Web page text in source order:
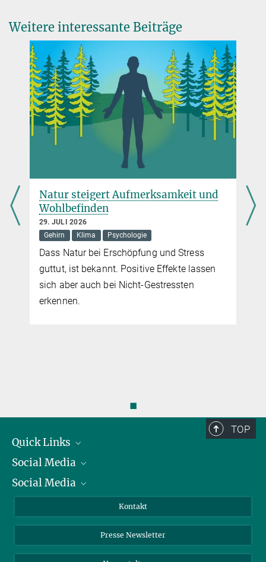
Weitere interessante Beiträge
steigert Aufmerksamkeit und
2026
Klima Psychologie
Natur bei Erschöpfung und Stress
ist bekannt. Positive Effekte lassen
aber auch bei Nicht-Gestressten
30. JUNI 2026
◼
TOP
Quick Links
Präsident
Zahlen und Fakten
Meldestelle Fehlverhalten
Social Media
Bluesky
Social Media
YouTube
Kontakt
Presse Newsletter